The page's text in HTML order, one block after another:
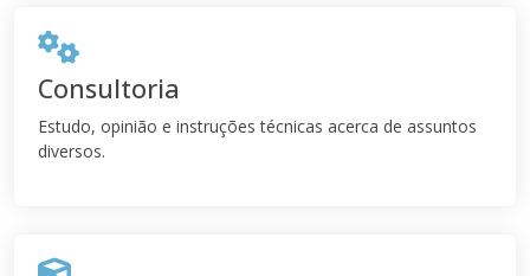
Consultoria
Estudo, opinião e instruções técnicas acerca de assuntos
diversos.